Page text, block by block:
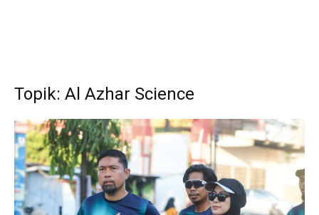
Topik: Al Azhar Science